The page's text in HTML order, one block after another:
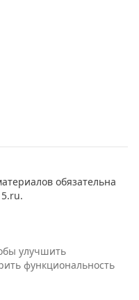
обязательна
улучшить
функциональность